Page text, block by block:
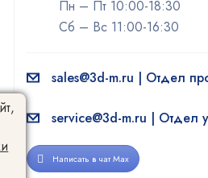
Пн – Пт 10:00-18:30
Сб – Вс 11:00-16:30
sales@3d-m.ru | Отдел
service@3d-m.ru | Отдел
Написать в чат Max